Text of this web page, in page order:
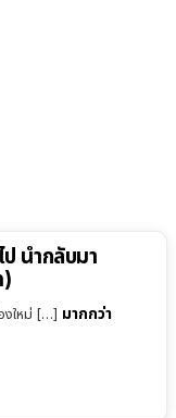
นำกลับมา
งใหม่ […] มากกว่า